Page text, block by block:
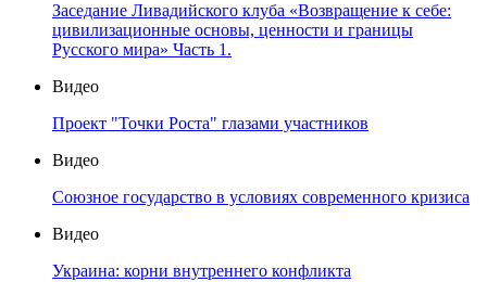
Заседание Ливадийского клуба «Возвращение к себе:
цивилизационные основы, ценности и границы
Русского мира» Часть 1.
Видео
Проект "Точки Роста" глазами участников
Видео
Союзное государство в условиях современного кризиса
Видео
Украина: корни внутреннего конфликта